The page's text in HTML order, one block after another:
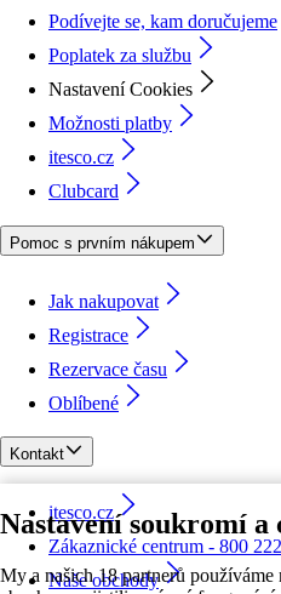
Nastavení soukromí a
My a našich 18 partnerů
Podívejte se, kam doručujeme
Poplatek za službu
Nastavení Cookies
Možnosti platby
itesco.cz
Clubcard
Pomoc s prvním nákupem
Jak nakupovat
Registrace
Rezervace času
Oblíbené
Kontakt
itesco.cz
Zákaznické centrum - 800
Naše obchody